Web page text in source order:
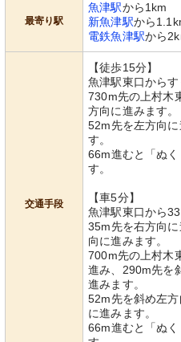
最寄り駅
魚津駅から1km
新魚津駅から
電鉄魚津駅から
交通手段
【徒歩15分】
魚津駅東口からす
730m先の上村木
方向に進みます。
52m先を左方向
す。
66m進むと「ぬ
す。
【車5分】
魚津駅東口から
35m先を右方向
向に進みます。
700m先の上村木
進み、290m先を
進みます。
52m先を斜め左
に進みます。
66m進むと「ぬ